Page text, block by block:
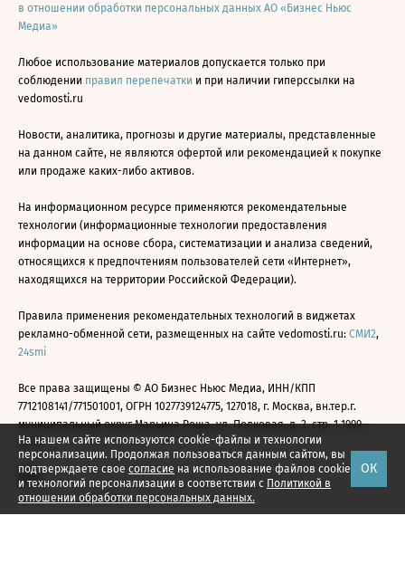
На нашем сайте используются cookie-файлы и технологии
персонализации. Продолжая пользоваться данным сайтом, вы
подтверждаете свое согласие на использование файлов cookie
и технологий персонализации в соответствии с Политикой в
отношении обработки персональных данных.
ОК
в отношении обработки персональных данных АО «Бизнес Ньюс
Медиа»
Любое использование материалов допускается только при
соблюдении правил перепечатки и при наличии гиперссылки на
vedomosti.ru
Новости, аналитика, прогнозы и другие материалы, представленные
на данном сайте, не являются офертой или рекомендацией к покупке
или продаже каких-либо активов.
На информационном ресурсе применяются рекомендательные
технологии (информационные технологии предоставления
информации на основе сбора, систематизации и анализа сведений,
относящихся к предпочтениям пользователей сети «Интернет»,
находящихся на территории Российской Федерации).
Правила применения рекомендательных технологий в виджетах
рекламно-обменной сети, размещенных на сайте vedomosti.ru: СМИ2,
24smi
Все права защищены © АО Бизнес Ньюс Медиа, ИНН/КПП
7712108141/771501001, ОГРН 1027739124775, 127018, г. Москва, вн.тер.г.
муниципальный округ Марьина Роща, ул. Полковая, д. 3, стр. 1 1999—
2026